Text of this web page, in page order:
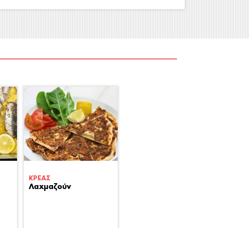
ΚΡΕΑΣ
Λαχμαζούν